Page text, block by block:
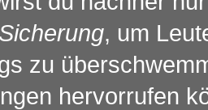
Sicherung, um
zu
hervorrufen